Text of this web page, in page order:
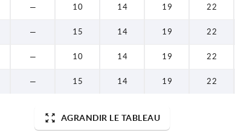
— 10 14 19 22
— 15 14 19 22
— 10 14 19 22
— 15 14 19 22
AGRANDIR LE TABLEAU